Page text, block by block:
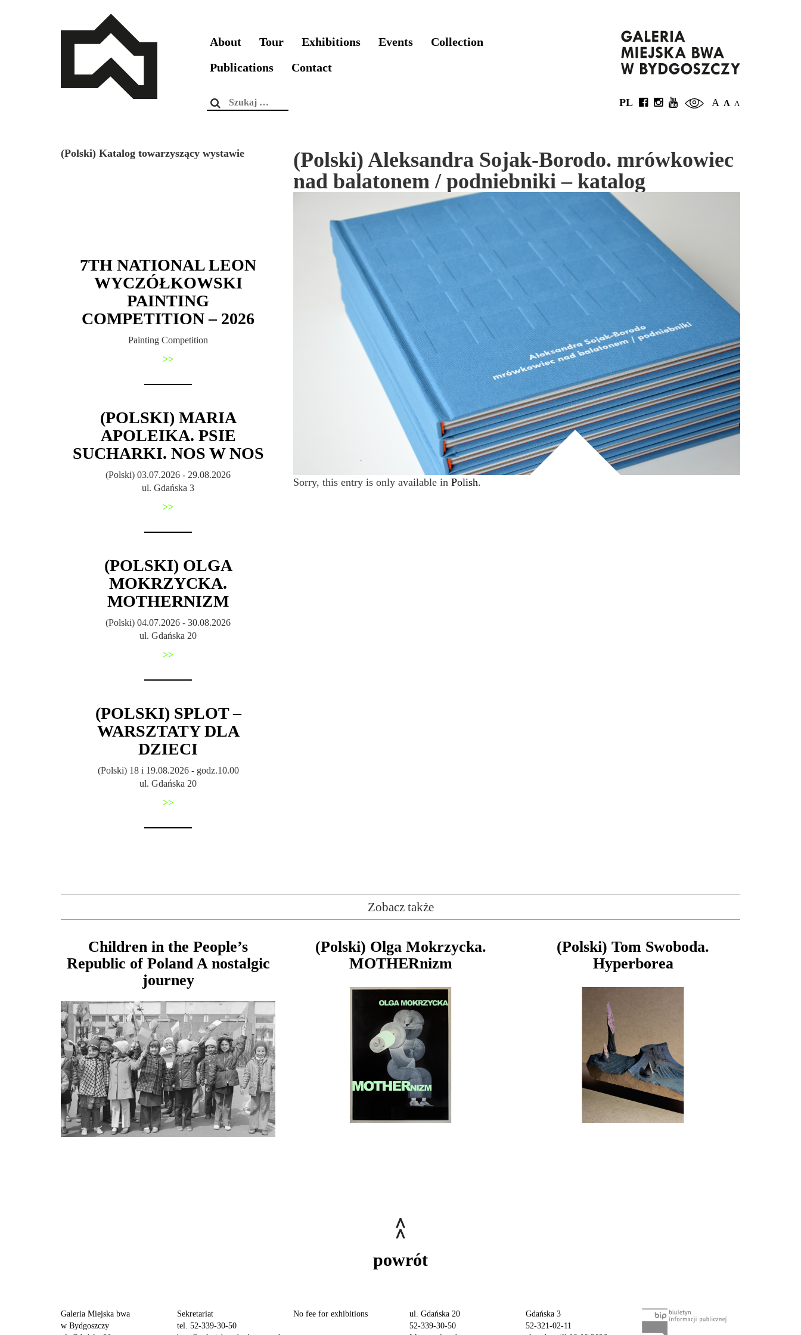
About Tour Exhibitions Events
Collection
Publications
Contact
Szukaj: A A A
PL
(Polski) Katalog towarzyszący wystawie
7TH NATIONAL LEON
WYCZÓŁKOWSKI
PAINTING
COMPETITION – 2026
Painting Competition
>>
(POLSKI) MARIA
APOLEIKA. PSIE
SUCHARKI. NOS W NOS
(Polski) 03.07.2026 - 29.08.2026
ul. Gdańska 3
>>
(POLSKI) OLGA
MOKRZYCKA.
MOTHERNIZM
(Polski) 04.07.2026 - 30.08.2026
ul. Gdańska 20
>>
(POLSKI) SPLOT –
WARSZTATY DLA
DZIECI
(Polski) 18 i 19.08.2026 - godz.10.00
ul. Gdańska 20
>>
(Polski) Aleksandra Sojak-Borodo. mrówkowiec
nad balatonem / podniebniki – katalog
Sorry, this entry is only available in Polish.
Zobacz także
Children in the People’s
Republic of Poland A nostalgic
journey
(Polski) Olga Mokrzycka.
MOTHERnizm
(Polski) Tom Swoboda.
Hyperborea
powrót
Galeria Miejska bwa
w Bydgoszczy
Sekretariat
tel. 52-339-30-50
No fee for exhibitions
ul. Gdańska 20
52-339-30-50
Gdańska 3
52-321-02-11